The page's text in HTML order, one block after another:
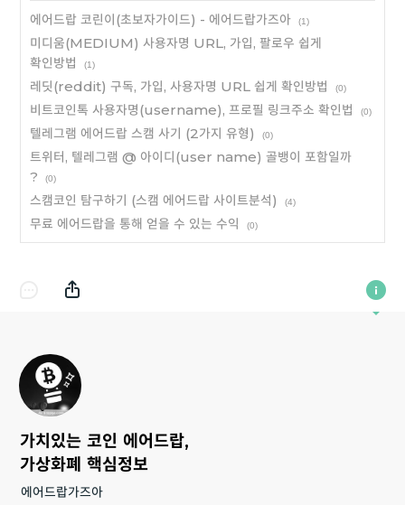
에어드랍 코린이(초보자가이드) - 에어드랍가즈아 (1)
미디움(MEDIUM) 사용자명 URL, 가입, 팔로우 쉽게
확인방법
(1)
레딧(reddit) 구독, 가입, 사용자명 URL 쉽게 확인방법 (0)
비트코인톡 사용자명(username), 프로필 링크주소 확인법 (0)
텔레그램 에어드랍 스캠 사기 (2가지 유형) (0)
트위터, 텔레그램 @ 아이디(user name) 골뱅이 포함일까
?
(0)
스캠코인 탐구하기 (스캠 에어드랍 사이트분석) (4)
무료 에어드랍을 통해 얻을 수 있는 수익 (0)
가치있는 코인 에어드랍,
가상화폐 핵심정보
에어드랍가즈아